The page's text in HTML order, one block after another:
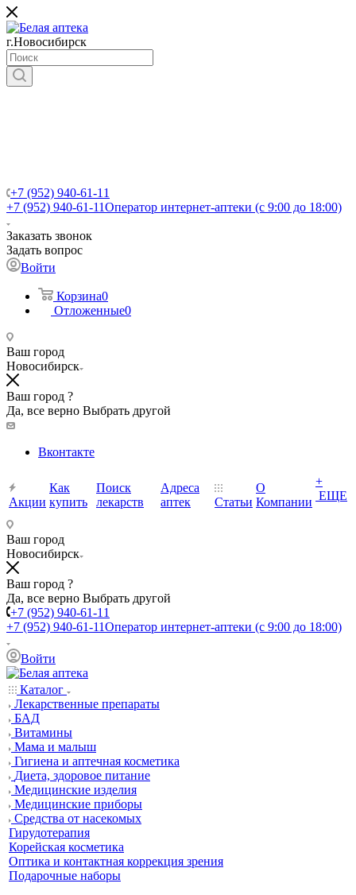
г.Новосибирск
+7 (952) 940-61-11
+7 (952) 940-61-11Оператор интернет-аптеки (с 9:00 до 18:00)
Заказать звонок
Задать вопрос
Войти
Корзина0
Отложенные0
Ваш город
Новосибирск
Ваш город ?
Да, все верно Выбрать другой
Вконтакте
Акции
Как
купить
Поиск
лекарств
Адреса
аптек
Статьи
О
Компании
+
ЕЩЕ
Ваш город
Новосибирск
Ваш город ?
Да, все верно Выбрать другой
+7 (952) 940-61-11
+7 (952) 940-61-11Оператор интернет-аптеки (с 9:00 до 18:00)
Войти
Каталог
Лекарственные препараты
БАД
Витамины
Мама и малыш
Гигиена и аптечная косметика
Диета, здоровое питание
Медицинские изделия
Медицинские приборы
Средства от насекомых
Гирудотерапия
Корейская косметика
Оптика и контактная коррекция зрения
Подарочные наборы